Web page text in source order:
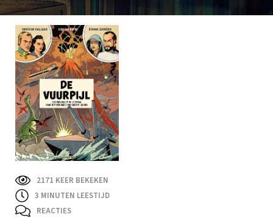
2171 KEER BEKEKEN
3 MINUTEN LEESTIJD
REACTIES